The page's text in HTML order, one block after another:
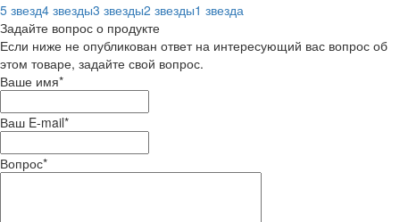
5 звезд4 звезды3 звезды2 звезды1 звезда
Задайте вопрос о продукте
Если ниже не опубликован ответ на интересующий вас вопрос об
этом товаре, задайте свой вопрос.
Ваше имя*
Ваш E-mail*
Вопрос*